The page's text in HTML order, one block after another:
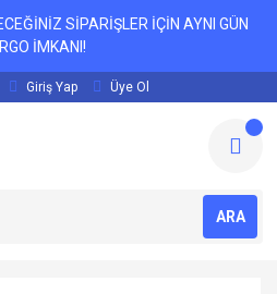
SİPARİŞLER İÇİN AYNI GÜN
İMKANI!
Giriş Yap Üye Ol
ARA